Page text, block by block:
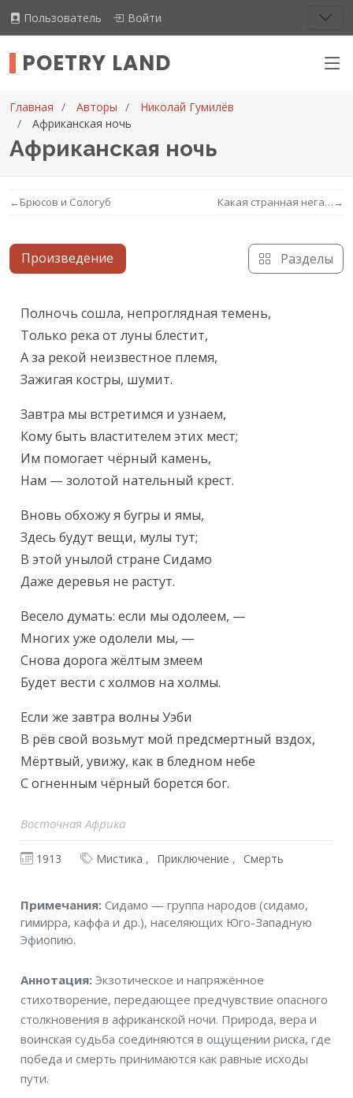
Пользователь Войти
POETRY LAND
Главная Авторы
Николай Гумилёв
Африканская ночь
Африканская ночь
←Брюсов и Сологуб Какая странная нега…→
Произведение Разделы
Текст произведения
Полночь сошла, непроглядная темень,
Только река от луны блестит,
А за рекой неизвестное племя,
Зажигая костры, шумит.
Завтра мы встретимся и узнаем,
Кому быть властителем этих мест;
Им помогает чёрный камень,
Нам — золотой нательный крест.
Вновь обхожу я бугры и ямы,
Здесь будут вещи, мулы тут;
В этой унылой стране Сидамо
Даже деревья не растут.
Весело думать: если мы одолеем, —
Многих уже одолели мы, —
Снова дорога жёлтым змеем
Будет вести с холмов на холмы.
Если же завтра волны Уэби
В рёв свой возьмут мой предсмертный вздох,
Мёртвый, увижу, как в бледном небе
С огненным чёрный борется бог.
Восточная Африка
1913 Мистика Приключение Смерть
Примечания
Примечания:Сидамо — группа народов (сидамо,
гимирра, каффа и др.), населяющих Юго-Западную
Эфиопию.
Аннотация
Аннотация:Экзотическое и напряжённое
стихотворение, передающее предчувствие опасного
столкновения в африканской ночи. Природа, вера и
воинская судьба соединяются в ощущении риска, где
победа и смерть принимаются как равные исходы
пути.